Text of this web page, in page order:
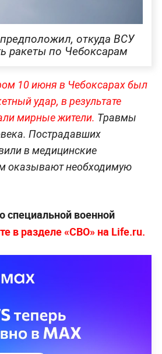
откуда ВСУ
ракеты по Чебоксарам
10 июня в Чебоксарах был
удар, в результате
мирные жители. Травмы
Пострадавших
в медицинские
оказывают необходимую
специальной военной
в разделе «СВО» на Life.ru.